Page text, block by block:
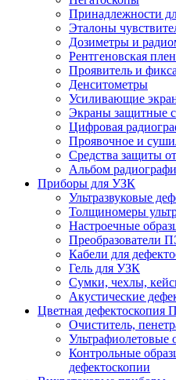
Принадлежности
Эталоны
Дозиметры и
Рентгеновская
Проявитель и
Денситометры
Усиливающие
Экраны защитные
Цифровая
Проявочное и
Средства защиты
Альбом
Приборы для УЗК
Ультразвуковые
Толщиномеры
Настроечные
Преобразователи
Кабели для
Гель для УЗК
Сумки, чехлы,
Акустические
Цветная дефектоскопия
Очиститель,
Ультрафиолетовые
Контрольные
дефектоскопии